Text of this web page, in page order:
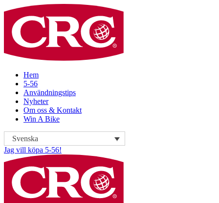
Hem
5-56
Användningstips
Nyheter
Om oss & Kontakt
Win A Bike
Svenska
Jag vill köpa 5-56!